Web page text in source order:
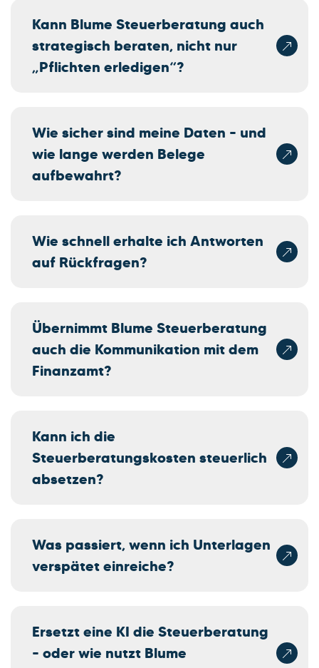
Kann Blume Steuerberatung auch
strategisch beraten, nicht nur
„Pflichten erledigen“?
Wie sicher sind meine Daten – und
wie lange werden Belege
aufbewahrt?
Wie schnell erhalte ich Antworten
auf Rückfragen?
Übernimmt Blume Steuerberatung
auch die Kommunikation mit dem
Finanzamt?
Kann ich die
Steuerberatungskosten steuerlich
absetzen?
Was passiert, wenn ich Unterlagen
verspätet einreiche?
Ersetzt eine KI die Steuerberatung
– oder wie nutzt Blume